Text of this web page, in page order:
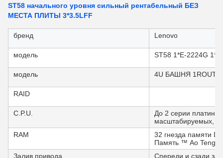
ST58 начального уровня сильный рентабельный БЕЗ
МЕСТА ПЛИТЫ 3*3.5LFF
бренд Lenovo
модель ST58 1*E-2224G
модель 4U БАШНЯ 1ROUTE
RAID
C.P.U.
До 2 серии платины
масштабируемых,
RAM
32 гнезда памяти
Память ™ Ao Teng ®
Залив привода
Спереди и сзади